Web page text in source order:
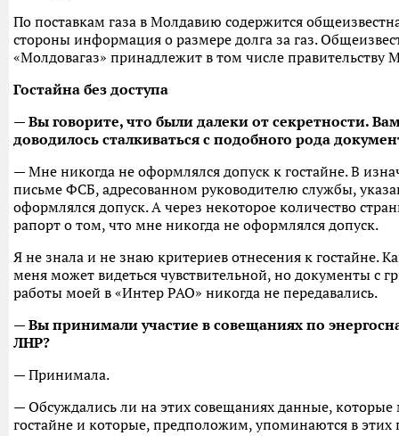
По поставкам газа в Молдавию содержится
стороны информация о размере долга за газ.
«Молдовагаз» принадлежит в том числе правительству
Гостайна без доступа
— Вы говорите, что были далеки от секретности.
доводилось сталкиваться с подобного рода
— Мне никогда не оформлялся допуск к гостайне. В
письме ФСБ, адресованном руководителю службы,
оформлялся допуск. А через некоторое количество
рапорт о том, что мне никогда не оформлялся допуск.
Я не знала и не знаю критериев отнесения к гостайне.
меня может видеться чувствительной, но документы с
работы моей в «Интер РАО» никогда не передавались.
— Вы принимали участие в совещаниях по
ЛНР?
— Принимала.
— Обсуждались ли на этих совещаниях данные, которые
гостайне и которые, предположим, упоминаются в этих